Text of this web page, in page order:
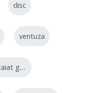
disc
ventuza
masina de taiat gresie